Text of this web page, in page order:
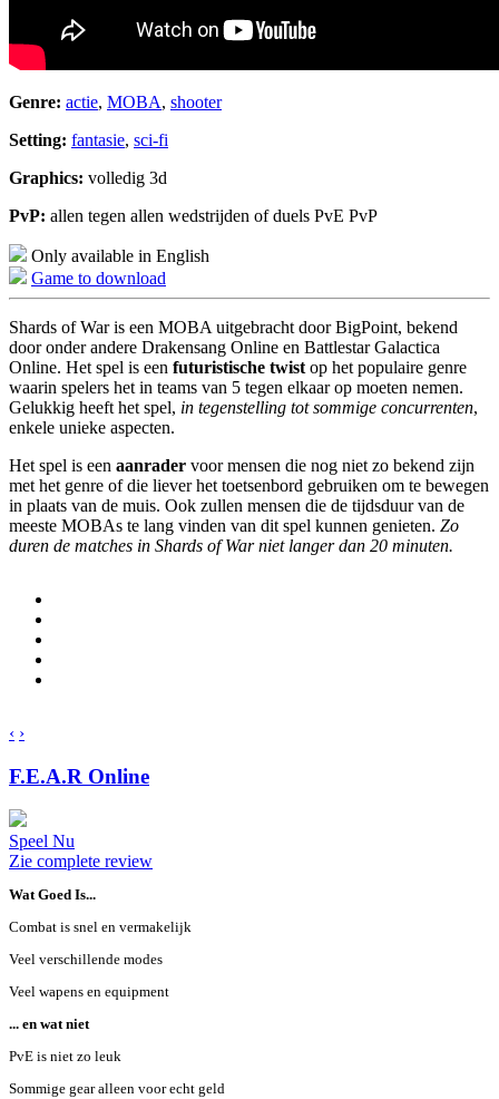
Genre: actie, MOBA, shooter
Setting: fantasie, sci-fi
Graphics: volledig 3d
PvP: allen tegen allen wedstrijden of duels PvE PvP
Only available in English
Game to download
Shards of War is een MOBA uitgebracht door BigPoint, bekend
door onder andere Drakensang Online en Battlestar Galactica
Online. Het spel is een futuristische twist op het populaire genre
waarin spelers het in teams van 5 tegen elkaar op moeten nemen.
Gelukkig heeft het spel, in tegenstelling tot sommige concurrenten,
enkele unieke aspecten.
Het spel is een aanrader voor mensen die nog niet zo bekend zijn
met het genre of die liever het toetsenbord gebruiken om te bewegen
in plaats van de muis. Ook zullen mensen die de tijdsduur van de
meeste MOBAs te lang vinden van dit spel kunnen genieten. Zo
duren de matches in Shards of War niet langer dan 20 minuten.
‹ ›
F.E.A.R Online
Speel Nu
Zie complete review
Wat Goed Is...
Combat is snel en vermakelijk
Veel verschillende modes
Veel wapens en equipment
... en wat niet
PvE is niet zo leuk
Sommige gear alleen voor echt geld